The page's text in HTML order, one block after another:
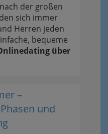
der großen
sich immer
Herren jeden
bequeme
über
–
und